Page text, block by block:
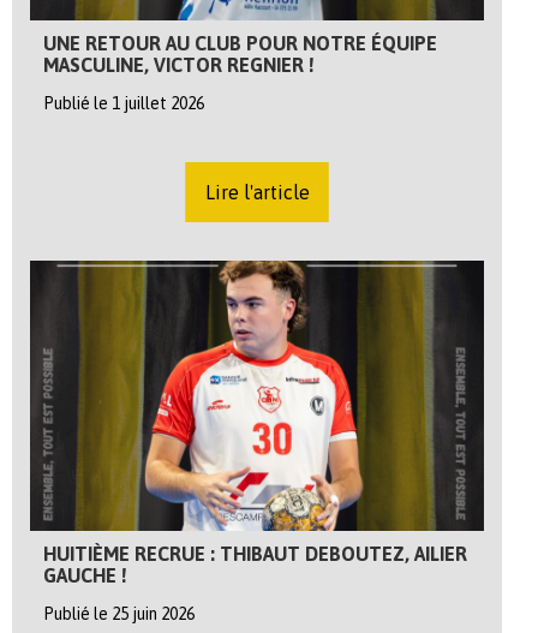
UNE RETOUR AU CLUB POUR NOTRE ÉQUIPE
MASCULINE, VICTOR REGNIER !
Publié le 1 juillet 2026
Lire l'article
HUITIÈME RECRUE : THIBAUT DEBOUTEZ, AILIER
GAUCHE !
Publié le 25 juin 2026